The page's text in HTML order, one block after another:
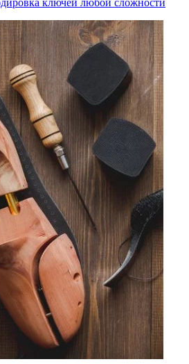
ключей любой сложности